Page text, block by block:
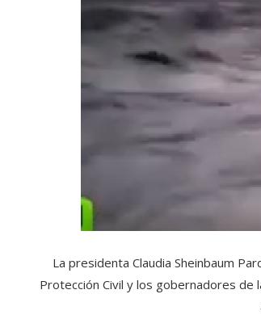
La presidenta Claudia Sheinbaum
Protección Civil y los gobernadores